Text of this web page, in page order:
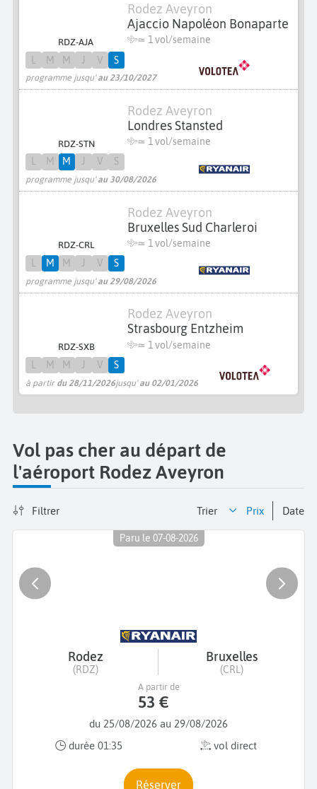
RDZ-AJA
Rodez Aveyron
Ajaccio Napoléon Bonaparte
≃ 1 vol/semaine
programme jusqu'au 23/10/2027
M M V S
RDZ-STN
Rodez Aveyron
Londres Stansted
≃ 1 vol/semaine
programme jusqu'au 30/08/2026
L M M J V S
RDZ-CRL
Rodez Aveyron
Bruxelles Sud Charleroi
≃ 1 vol/semaine
programme jusqu'au 29/08/2026
M M V S
RDZ-SXB
Rodez Aveyron
Strasbourg Entzheim
≃ 1 vol/semaine
à partir du 28/11/2026jusqu'au 02/01/2026
M M V S
Vol pas cher au départ de
l'aéroport Rodez Aveyron
Filtrer Trier prix date
Paru le 07-08-2026
Rodez
(RDZ)
Bruxelles
(CRL)
du 25/08/2026 au 29/08/2026
durée 01:35
vol direct
A partir de
53 €
Réserver